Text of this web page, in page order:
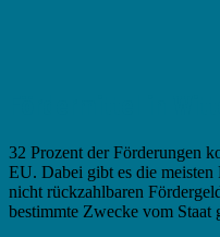
32 Prozent der Förderungen
EU. Dabei gibt es die
nicht rückzahlbaren
bestimmte Zwecke vom Staat